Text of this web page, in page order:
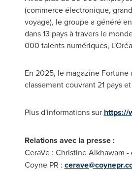
(commerce électronique,
voyage), le groupe a généré
dans 13 pays à travers le
000 talents numériques,
En 2025, le magazine
classement couvrant 21 pays
Plus d'informations sur https://
Relations avec la presse :
CeraVe : Christine Alkhawam -
Coyne PR :